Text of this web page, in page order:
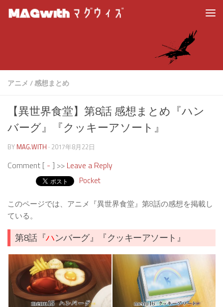
アニメ /感想まとめ
【異世界食堂】第8話 感想まとめ『ハン
バーグ』『クッキーアソート』
BY MAG.WITH · 2017年8月22日
Comment [ - ] >> Leave a Reply
Pocket
このページでは、アニメ『異世界食堂』第8話の感想を掲載し
ている。
第8話『ハンバーグ』『クッキーアソート』